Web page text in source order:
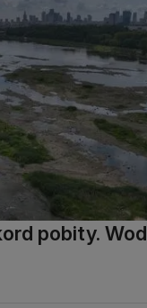
pobity.